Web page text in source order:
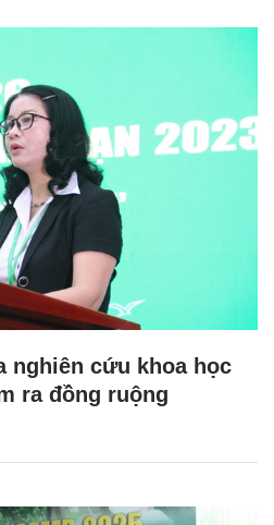
nghiên cứu khoa học
ra đồng ruộng